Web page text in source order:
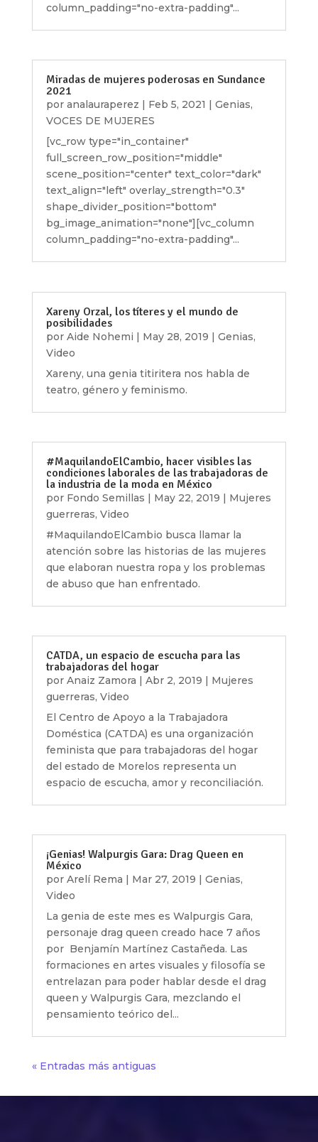
column_padding="no-extra-padding"...
Miradas de mujeres poderosas en Sundance
2021
por analauraperez Feb 5, 2021 Genias,
VOCES DE MUJERES
[vc_row type="in_container"
full_screen_row_position="middle"
scene_position="center" text_color="dark"
text_align="left" overlay_strength="0.3"
shape_divider_position="bottom"
bg_image_animation="none"][vc_column
column_padding="no-extra-padding"...
Xareny Orzal, los títeres y el mundo de
posibilidades
por Aide Nohemi | May 28, 2019 | Genias,
Video
Xareny, una genia titiritera nos habla de
teatro, género y feminismo.
#MaquilandoElCambio, hacer visibles las
condiciones laborales de las trabajadoras de
la industria de la moda en México
por Fondo Semillas | May 22, 2019 | Mujeres
guerreras, Video
#MaquilandoElCambio busca llamar la
atención sobre las historias de las mujeres
que elaboran nuestra ropa y los problemas
de abuso que han enfrentado.
CATDA, un espacio de escucha para las
trabajadoras del hogar
por Anaiz Zamora | Abr 2, 2019 | Mujeres
guerreras, Video
El Centro de Apoyo a la Trabajadora
Doméstica (CATDA) es una organización
feminista que para trabajadoras del hogar
del estado de Morelos representa un
espacio de escucha, amor y reconciliación.
¡Genias! Walpurgis Gara: Drag Queen en
México
por Arelí Rema | Mar 27, 2019 | Genias,
Video
La genia de este mes es Walpurgis Gara,
personaje drag queen creado hace 7 años
por Benjamín Martínez Castañeda. Las
formaciones en artes visuales y filosofía se
entrelazan para poder hablar desde el drag
queen y Walpurgis Gara, mezclando el
pensamiento teórico del...
« Entradas más antiguas